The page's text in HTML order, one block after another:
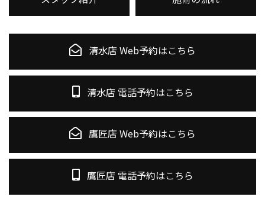
清水店 Web予約はこちら
清水店 電話予約はこちら
鷹匠店 Web予約はこちら
鷹匠店 電話予約はこちら